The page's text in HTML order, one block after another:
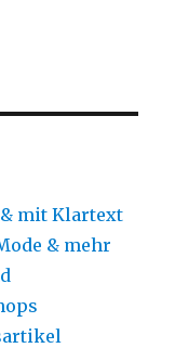
mit Klartext
& mehr